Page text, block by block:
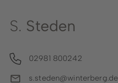
S. Steden
02981 800242
s.steden@winterberg.de